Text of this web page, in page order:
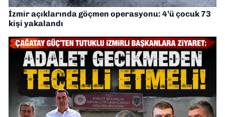
İzmir açıklarında göçmen operasyonu: 4’ü çocuk 73
kişi yakalandı